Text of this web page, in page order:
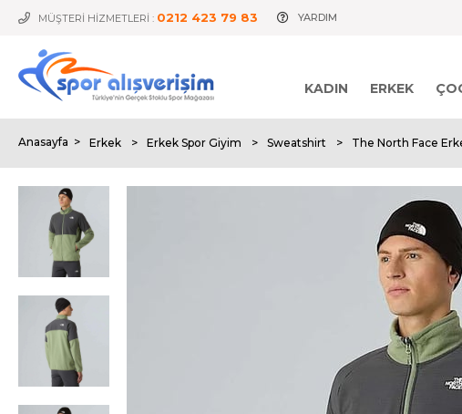
MÜŞTERİ HİZMETLERİ : 0212 423 79 83 YARDIM
KADIN ERKEK
Anasayfa > Erkek > Erkek Spor Giyim > Sweatshirt > The North Face